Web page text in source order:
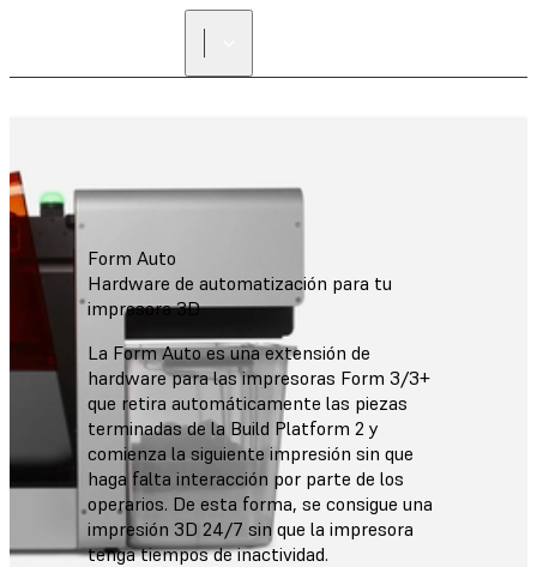
Form Auto
Hardware de automatización para tu
impresora 3D
La Form Auto es una extensión de
hardware para las impresoras Form 3/3+
que retira automáticamente las piezas
terminadas de la Build Platform 2 y
comienza la siguiente impresión sin que
haga falta interacción por parte de los
operarios. De esta forma, se consigue una
impresión 3D 24/7 sin que la impresora
tenga tiempos de inactividad.